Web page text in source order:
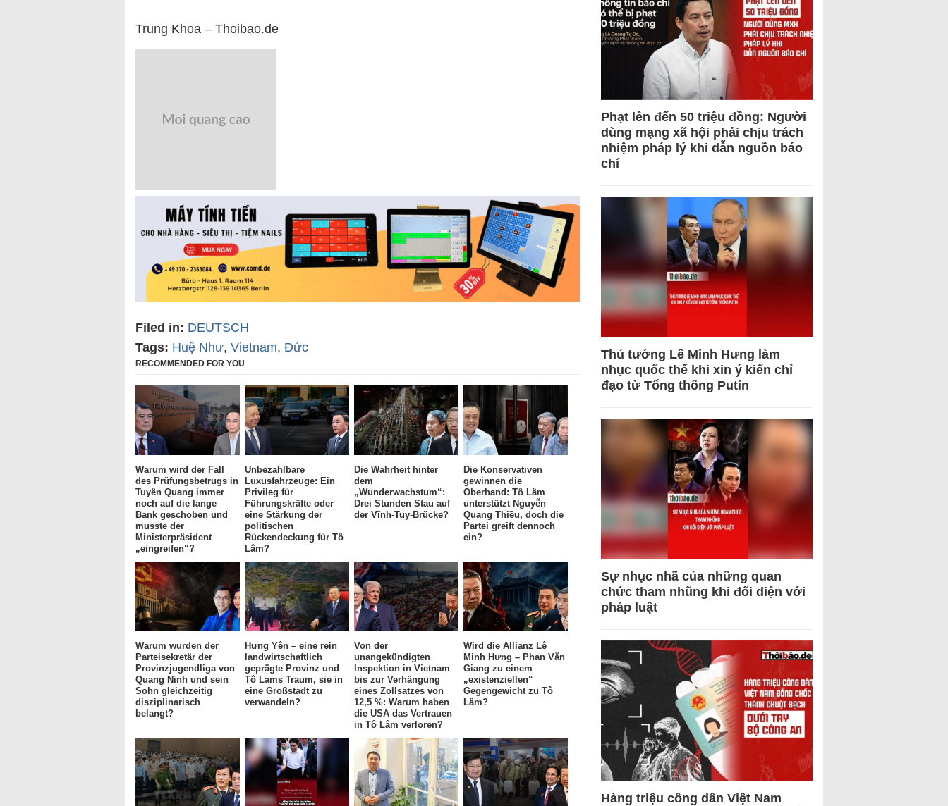
Trung Khoa – Thoibao.de
Filed in: DEUTSCH
Tags: Huệ Như, Vietnam, Đức
RECOMMENDED FOR YOU
Warum wird der Fall
des Prüfungsbetrugs in
Tuyên Quang immer
noch auf die lange
Bank geschoben und
musste der
Ministerpräsident
„eingreifen“?
Unbezahlbare
Luxusfahrzeuge: Ein
Privileg für
Führungskräfte oder
eine Stärkung der
politischen
Rückendeckung für Tô
Lâm?
Die Wahrheit hinter
dem
„Wunderwachstum“:
Drei Stunden Stau auf
der Vĩnh-Tuy-Brücke?
Die Konservativen
gewinnen die
Oberhand: Tô Lâm
unterstützt Nguyễn
Quang Thiều, doch die
Partei greift dennoch
ein?
Warum wurden der
Parteisekretär der
Provinzjugendliga von
Quang Ninh und sein
Sohn gleichzeitig
disziplinarisch
belangt?
Hưng Yên – eine rein
landwirtschaftlich
geprägte Provinz und
Tô Lams Traum, sie in
eine Großstadt zu
verwandeln?
Von der
unangekündigten
Inspektion in Vietnam
bis zur Verhängung
eines Zollsatzes von
12,5 %: Warum haben
die USA das Vertrauen
in Tô Lâm verloren?
Wird die Allianz Lê
Minh Hưng – Phan Văn
Giang zu einem
„existenziellen“
Gegengewicht zu Tô
Lâm?
Phạt lên đến 50 triệu đồng: Người
dùng mạng xã hội phải chịu trách
nhiệm pháp lý khi dẫn nguồn báo
chí
Thủ tướng Lê Minh Hưng làm
nhục quốc thể khi xin ý kiến chỉ
đạo từ Tổng thống Putin
Sự nhục nhã của những quan
chức tham nhũng khi đối diện với
pháp luật
Hàng triệu công dân Việt Nam